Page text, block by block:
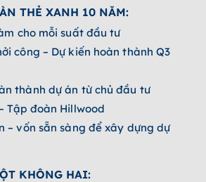
THẺ XANH 10 NĂM:
cho mỗi suất đầu tư
công – Dự kiến hoàn thành Q3
thành dự án từ chủ đầu tư
Tập đoàn Hillwood
– vốn sẵn sàng để xây dựng dự
KHÔNG HAI: